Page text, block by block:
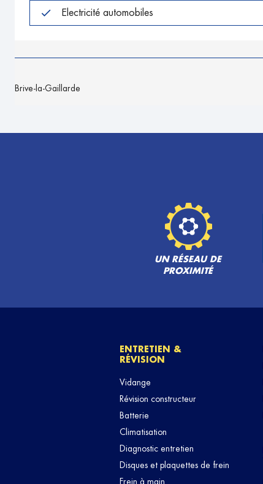
Electricité automobiles
Brive-la-Gaillarde
UN RÉSEAU DE
PROXIMITÉ
ENTRETIEN &
RÉVISION
Vidange
Révision constructeur
Batterie
Climatisation
Diagnostic entretien
Disques et plaquettes de frein
Frein à main